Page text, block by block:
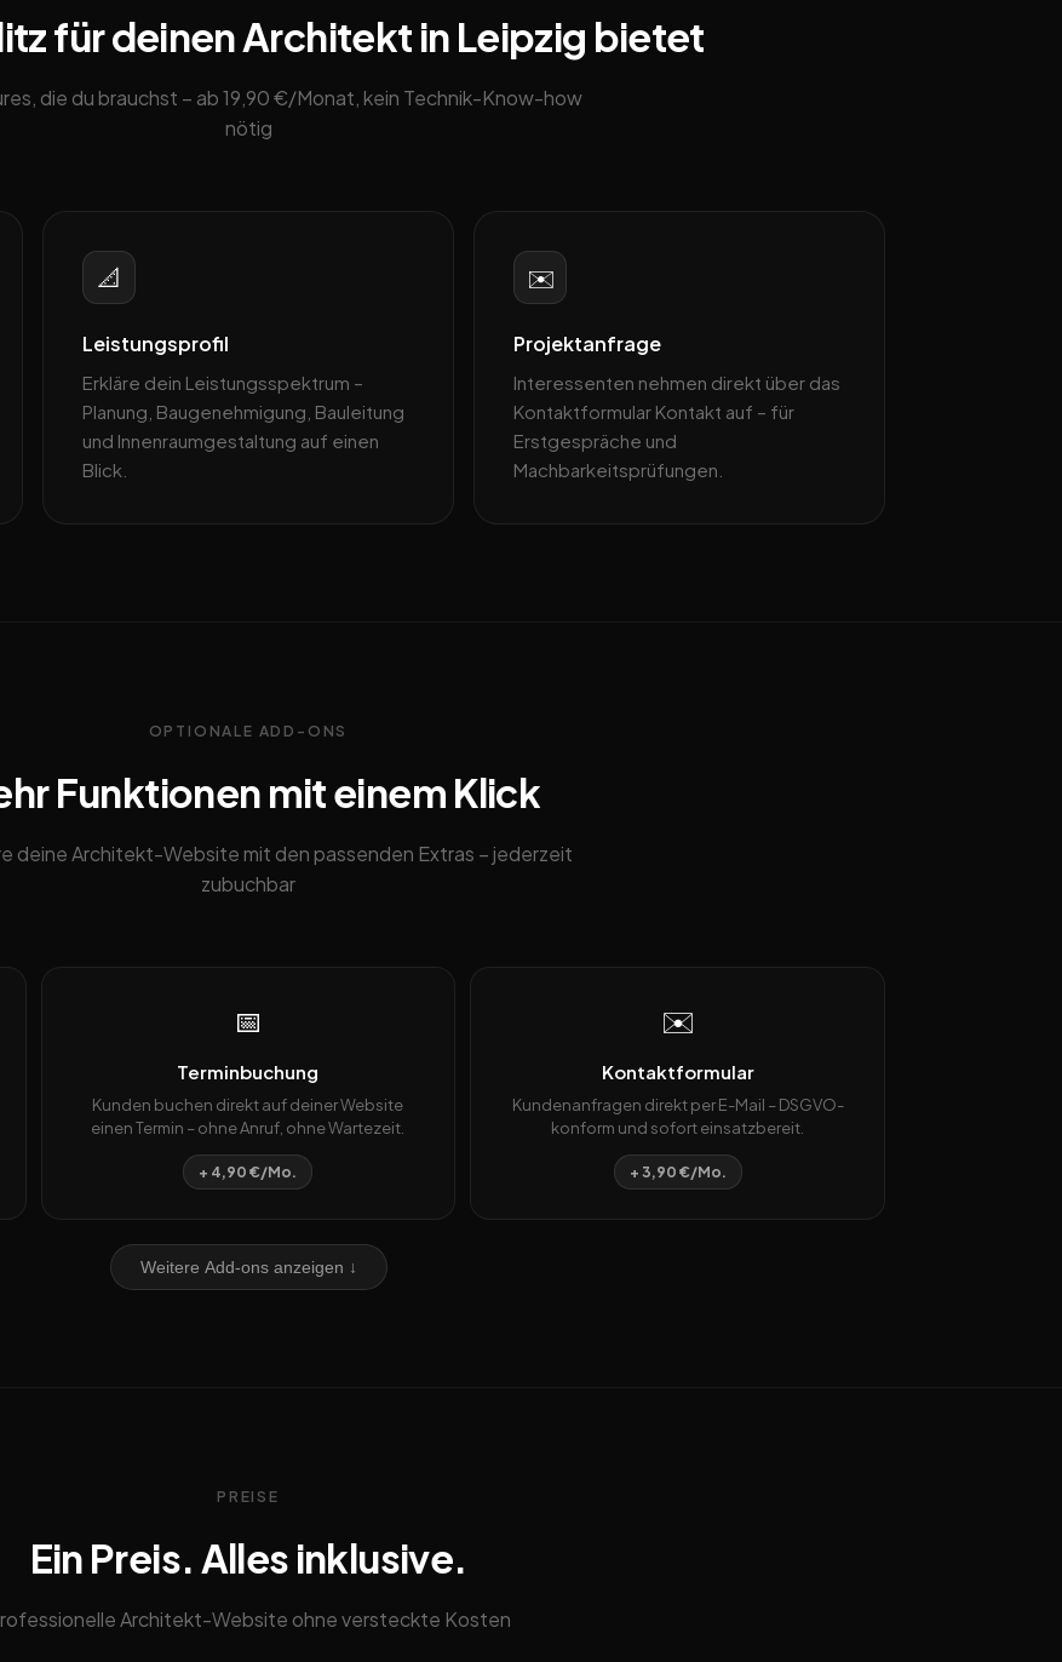
für deinen Architekt in Leipzig bietet
die du brauchst – ab 19,90 €/Monat, kein Technik-Know-how
nötig
📐
Leistungsprofil
Erkläre dein Leistungsspektrum –
Planung, Baugenehmigung, Bauleitung
und Innenraumgestaltung auf einen
Blick.
✉️
Projektanfrage
Interessenten nehmen direkt über das
Kontaktformular Kontakt auf – für
Erstgespräche und
Machbarkeitsprüfungen.
OPTIONALE ADD-ONS
Funktionen mit einem Klick
deine Architekt-Website mit den passenden Extras – jederzeit
zubuchbar
📅
Terminbuchung
Kunden buchen direkt auf deiner Website
einen Termin – ohne Anruf, ohne Wartezeit.
+ 4,90 €/Mo.
✉️
Kontaktformular
Kundenanfragen direkt per E-Mail – DSGVO-
konform und sofort einsatzbereit.
+ 3,90 €/Mo.
Weitere Add-ons anzeigen ↓
PREISE
Ein Preis. Alles inklusive.
Architekt-Website ohne versteckte Kosten